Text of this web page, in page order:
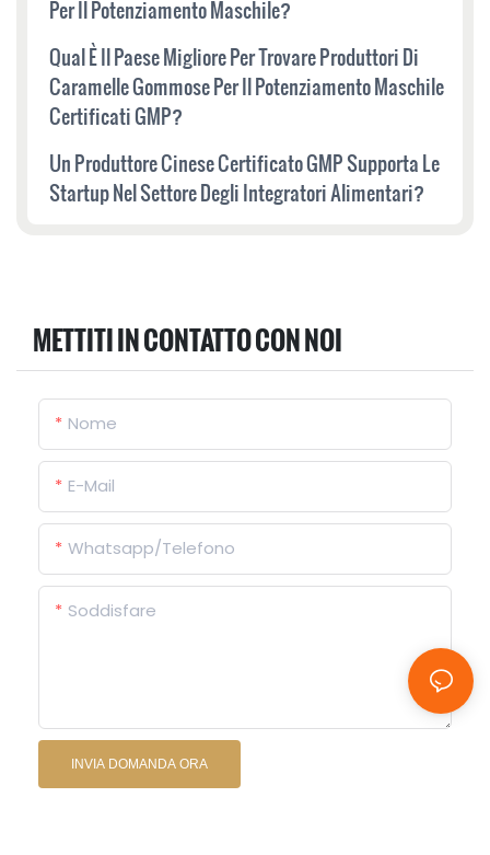
Per Il Potenziamento Maschile?
Qual È Il Paese Migliore Per Trovare Produttori Di
Caramelle Gommose Per Il Potenziamento Maschile
Certificati GMP?
Un Produttore Cinese Certificato GMP Supporta Le
Startup Nel Settore Degli Integratori Alimentari?
METTITI IN CONTATTO CON NOI
Nome
E-Mail
Whatsapp/Telefono
Soddisfare
INVIA DOMANDA ORA